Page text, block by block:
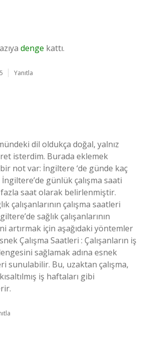
denge kattı.
Yanıtla
dil oldukça doğal, yalnız
isterdim. Burada eklemek
not var: İngiltere ‘de günde kaç
İngiltere’de günlük çalışma saati
saat olarak belirlenmiştir.
çalışanlarının çalışma saatleri
sağlık çalışanlarının
artırmak için aşağıdaki yöntemler
Çalışma Saatleri : Çalışanların iş
sağlamak adına esnek
sunulabilir. Bu, uzaktan çalışma,
iş haftaları gibi